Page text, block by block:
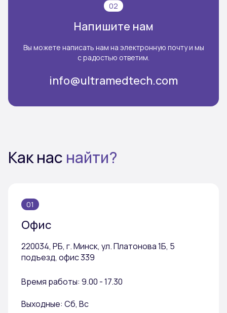
02
Напишите нам
Вы можете написать нам на электронную почту и мы
с радостью ответим.
info@ultramedtech.com
Как нас найти?
01
Офис
220034, РБ, г. Минск, ул. Платонова 1Б, 5
подъезд, офис 339
Время работы: 9.00 - 17.30
Выходные: Сб, Вс